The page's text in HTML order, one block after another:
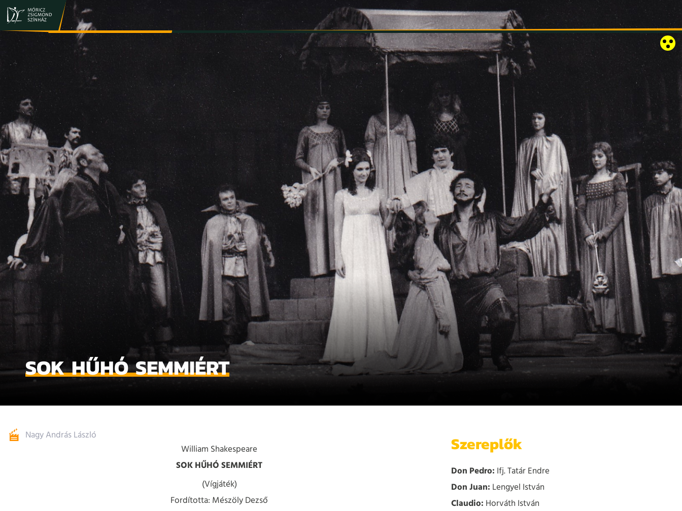
JEGY- ÉS BÉRLETVÁSÁRLÁS ELŐADÁSOK INFORMÁCIÓK SZÍNHÁZ TÁRSULAT GALÉRIA RÓZSAKERT SZABADTÉRI SZÍNPAD KAPCSOLAT EN
SOK HŰHÓ SEMMIÉRT
Nagy András László
William Shakespeare
SOK HŰHÓ SEMMIÉRT
(Vígjáték)
Fordította: Mészöly Dezső
Szereplők
Don Pedro: Ifj. Tatár Endre
Don Juan: Lengyel István
Claudio: Horváth István